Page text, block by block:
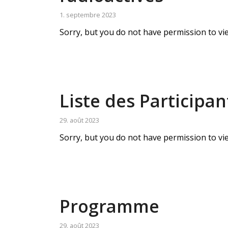
1. septembre 2023
Sorry, but you do not have permission to
Liste des
29. août 2023
Sorry, but you do not have permission to
Programme
29. août 2023